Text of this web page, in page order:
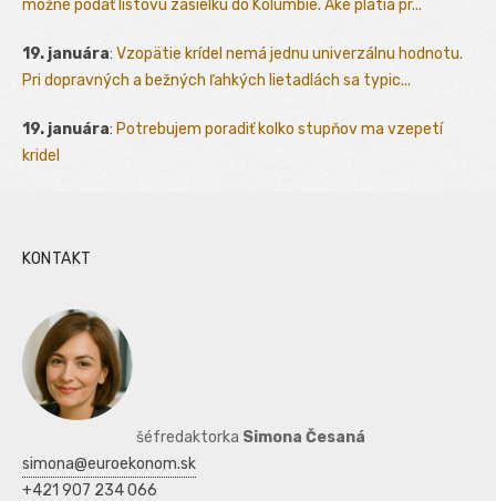
možné podať listovú zásielku do Kolumbie. Aké platia pr...
19. januára: Vzopätie krídel nemá jednu univerzálnu hodnotu.
Pri dopravných a bežných ľahkých lietadlách sa typic...
19. januára: Potrebujem poradiť kolko stupňov ma vzepetí
kridel
KONTAKT
šéfredaktorka Simona Česaná
simona@euroekonom.sk
+421 907 234 066